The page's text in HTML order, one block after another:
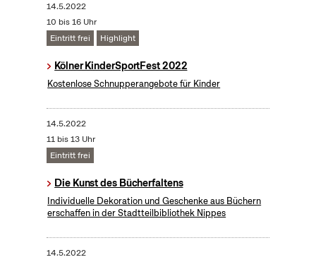
14.5.2022
10 bis 16 Uhr
Eintritt frei
Highlight
Kölner KinderSportFest 2022
Kostenlose Schnupperangebote für Kinder
14.5.2022
11 bis 13 Uhr
Eintritt frei
Die Kunst des Bücherfaltens
Individuelle Dekoration und Geschenke aus Büchern
erschaffen in der Stadtteilbibliothek Nippes
14.5.2022